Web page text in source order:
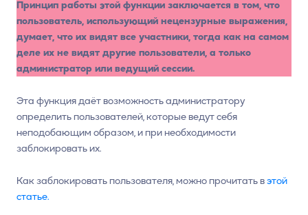
Принцип работы этой функции заключается в том, что
пользователь, использующий нецензурные выражения,
думает, что их видят все участники, тогда как на самом
деле их не видят другие пользователи, а только
администратор или ведущий сессии.
Эта функция даёт возможность администратору
определить пользователей, которые ведут себя
неподобающим образом, и при необходимости
заблокировать их.
Как заблокировать пользователя, можно прочитать вэтой
статье.